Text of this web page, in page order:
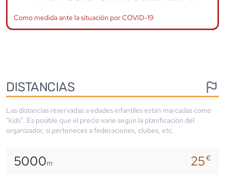
Como medida ante la situación por COVID-19
DISTANCIAS
Las distancias reservadas a edades infantiles están marcadas como
"kids". Es posible que el precio varíe según la planificación del
organizador, si perteneces a federaciones, clubes, etc.
5000m 25€